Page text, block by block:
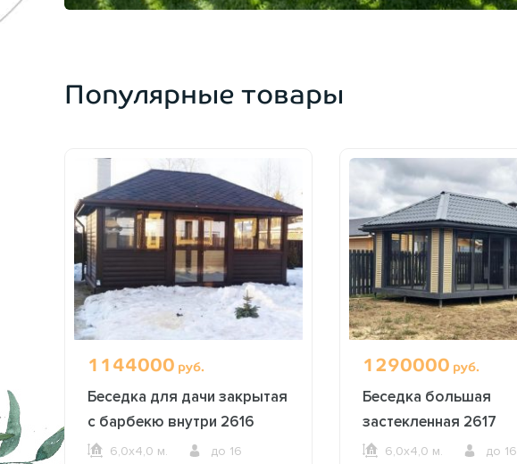
Популярные товары
1144000 руб.
Беседка для дачи закрытая
с барбекю внутри 2616
6,0х4,0 м. до 16
1290000 руб.
Беседка большая
застекленная 2617
6,0х4,0 м. до 16